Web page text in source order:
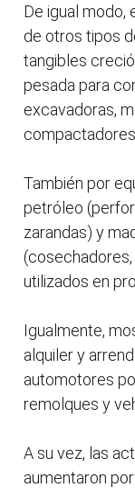
De igual modo,
de otros tipos
tangibles
pesada para
excavadoras,
También por
petróleo
zarandas) y
utilizados en
Igualmente,
alquiler y
automotores
remolques y
A su vez, las
aumentaron